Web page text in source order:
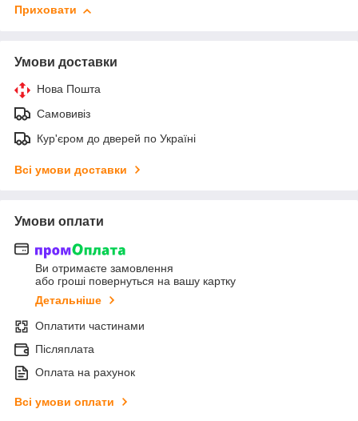
Приховати
Умови доставки
Нова Пошта
Самовивіз
Кур'єром до дверей по Україні
Всі умови доставки
Умови оплати
Ви отримаєте замовлення
або гроші повернуться на вашу картку
Детальніше
Оплатити частинами
Післяплата
Оплата на рахунок
Всі умови оплати